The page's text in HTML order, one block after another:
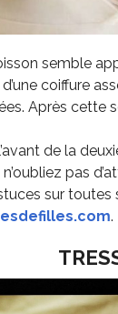
semble
coiffure
Après cette
de la
pas
sur toutes
.